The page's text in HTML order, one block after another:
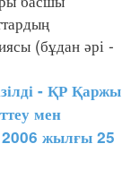
(бұдан әрі -
- ҚР Қаржы
мен
2006 жылғы 25